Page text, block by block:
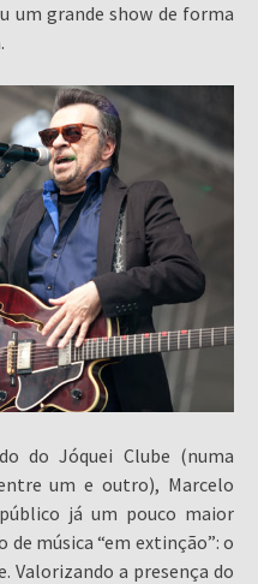
um grande show de forma
do Jóquei Clube (numa
um e outro), Marcelo
já um pouco maior
de música “em extinção”: o
Valorizando a presença do